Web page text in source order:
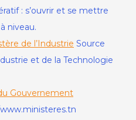
: s’ouvrir et se mettre
niveau.
de l’Industrie Source
et de la Technologie
Gouvernement